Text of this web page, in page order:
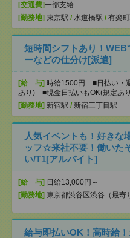
[交通費]一部支給
[勤務地] 東京駅 / 水道橋駅 / 有楽
短時間シフトあり！
ーなどの仕分け[派遣]
[給 与] 時給1500円 ■日払い・
あり) ■現金日払いもOK(規定あ
[勤務地] 新宿駅 / 新宿三丁目駅
人気イベントも！好きな
ッフ☆来社不要！働いた
い/T1[アルバイト]
[給 与] 日給13,000円～
[勤務地] 東京都渋谷区渋谷（最寄
給与即払いOK！高時給